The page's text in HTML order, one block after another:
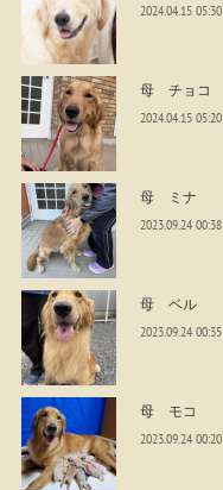
2024.04.15 05:30
母 チョコ
2024.04.15 05:20
母 ミナ
2023.09.24 00:38
母 ベル
2023.09.24 00:35
母 モコ
2023.09.24 00:20